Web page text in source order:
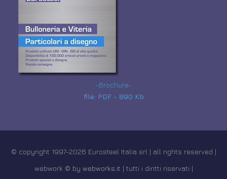
-Brochure-
file: PDF - 890 Kb
© copyright 1997-2026 Eurosteel Italia srl | all rights reserved |
webwork © by webworks.it | tutti i diritti riservati |